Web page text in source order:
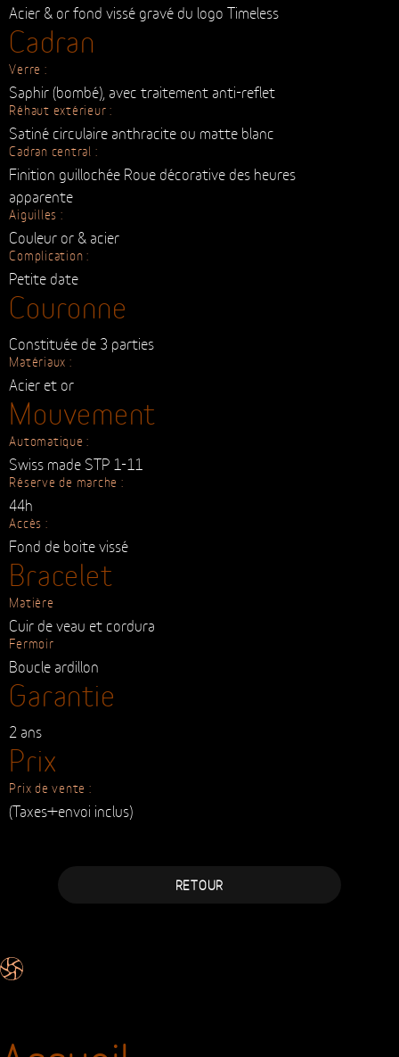
Acier & or fond vissé gravé du logo Timeless
Cadran
Verre :
Saphir (bombé), avec traitement anti-reflet
Réhaut extérieur :
Satiné circulaire anthracite ou matte blanc
Cadran central :
Finition guillochée Roue décorative des heures
apparente
Aiguilles :
Couleur or & acier
Complication :
Petite date
Couronne
Constituée de 3 parties
Matériaux :
Acier et or
Mouvement
Automatique :
Swiss made STP 1-11
Réserve de marche :
44h
Accès :
Fond de boite vissé
Bracelet
Matière
Cuir de veau et cordura
Fermoir
Boucle ardillon
Garantie
2 ans
Prix
Prix de vente :
(Taxes+envoi inclus)
RETOUR